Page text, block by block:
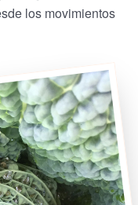
los movimientos